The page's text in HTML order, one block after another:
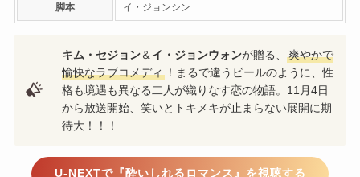
脚本 イ・ジョンシン
キム・セジョン＆ イ・ジョンウォンが贈る、爽やかで
愉快なラブコメディ ！まるで違うビールのように、性
格も境遇も異なる二人が織りなす恋の物語。11月4日
から放送開始、笑いとトキメキが止まらない展開に期
待大！！！
U-NEXTで『酔いしれるロマンス』を視聴する